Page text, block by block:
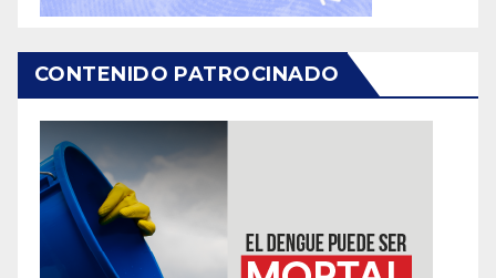
CONTENIDO PATROCINADO